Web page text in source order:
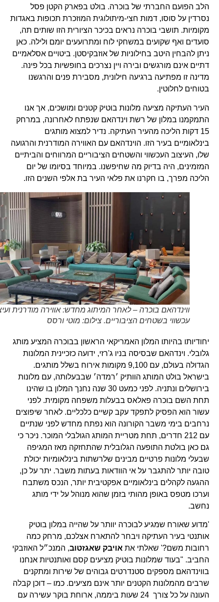
הלב הפועם החברתי של בוכרה. בולט בפארק הקטן פסל
נסרדין על סוסו, דמות חצי-מיתולוגית המוזכרת תכופות באגדות
מקומיות. תושבי בוכרה נראים בכיכר הציורית הזו שותים תה,
סועדים ואף שקועים במשחקי לוח ומתרועעים יומם ולילה. כאן
ניתן להבחין היטב בחילוניות של אוזבקיסטן. ביטויים אסלאמיים
דתיים אינם מורגשים ובירה ויין נצרכים בחופשיות בכל פינה.
מדינה זו מפתיעה ברגיעה חילונית, מסבירת פנים והרגשנו
בטוחים לחלוטין.
העיר העתיקה מציעה מלונות בוטיק קטנים ומושכים, אך אנו
התמקמנו במלון של רשת וינדהאם שנפתח לאחרונה, במרחק
15 דקות הליכה מהעיר העתיקה. נדיר למצוא מותגים
בינלאומיים בעיר הזו. הוינדהאם עם האווירה המודרנית והרגועה
שלו, העיצוב העכשווי והשטחים הציבוריים המרווחים והביתיים
המזמינים, היה בדיוק מה שחיפשנו. במיוחד בסיומו של יום
הליכה מפרך, בו חקרנו את פלאי העיר בת אלפי השנים הזו.
ווינדהאם בוכרה – לאחר המיתוג מחדש: אווירה מודרנית ועיצוב
עכשווי בשטחים הציבוריים. צילום: מוטי ורסס
יחודיותו בהיותו המלון האמריקאי הראשון בבוכרה המציע מותג
גלובלי. וינדהאם שבסיסה בניו ג'רזי, ידועה כזכיינית המלונות
הגדולה בעולם, עם 9,100 מקומות אירוח בשלל מותגים.
בישראל בולט המותג הוותיק ׳רמדה׳ שבבעלותה, עם מלונות
בירושלים ונתניה. לפני כמעט 30 שנה נחנך המלון בו שהינו
תחת השם בוכרה פאלאס בבעלות משפחה מקומית. לפני
עשור הוא הפסיק לתפקד עקב קשיים כלכליים. לאחר שיפוצים
נרחבים בימי משבר הקורונה הוא נפתח מחדש לפני שנתיים
עם 212 חדרים, תחת מטריית המותג הגולבלי המוכר. ניכר כי
גם כאן בולטת התופעה הגלובלית שהתחזקה מאז המגיפה
שבעלי מלונות פרטיים מבינים שלרשתות בינלאומיות יכולת
טובה יותר להתגבר על אי הוודאות בעתות משבר. יתר על כן,
ההגעה לקהלים בינלאומיים אפקטיבית יותר, הנכס משתבח
וערכו מטפס באופן מהותי בזמן שהוא מנוהל על ידי מותג
נחשב.
'מדוע שאורח שמגיע לבוכרה יוותר על שהייה במלון בוטיק
אותנטי בעיר העתיקה ויבחר להתארח אצלכם, מרחק כמה
רחובות משם?' שאלתי אתאויבק שאגזטוב, המנכ״ל האוזבקי
החביב. "בעוד שמלונות בוטיק מציעים קסם ואותנטיות אנחנו
בווינדהאם מספקים סטנדרטים גבוהים של שירות ומתקנים
שרבים מהמלונות הקטנים יותר אינם מציעים. כמו – דוכן קבלה
העונה על כל צורך 24 שעות ביממה, ארוחת בוקר עשירה עם